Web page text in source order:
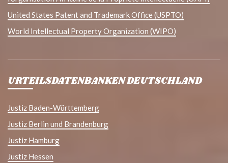
United States Patent and Trademark Office (USPTO)
World Intellectual Property Organization (WIPO)
URTEILSDATENBANKEN DEUTSCHLAND
Justiz Baden-Württemberg
Justiz Berlin und Brandenburg
Justiz Hamburg
Justiz Hessen